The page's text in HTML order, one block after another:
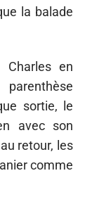
la balade
Charles en
sortie, le
avec son
retour, les
comme